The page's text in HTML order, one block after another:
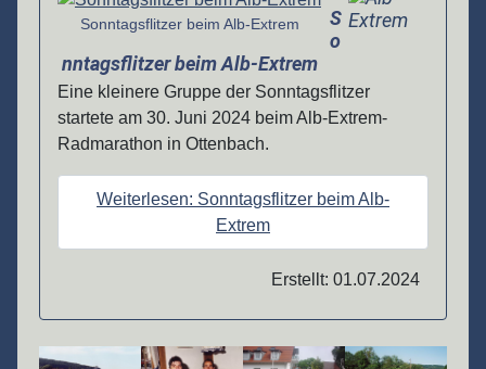
Sonntagsflitzer beim Alb-Extrem
S
o
nntagsflitzer beim Alb-Extrem
Eine kleinere Gruppe der Sonntagsflitzer
startete am 30. Juni 2024 beim Alb-Extrem-
Radmarathon in Ottenbach.
Weiterlesen: Sonntagsflitzer beim Alb-
Extrem
Erstellt: 01.07.2024